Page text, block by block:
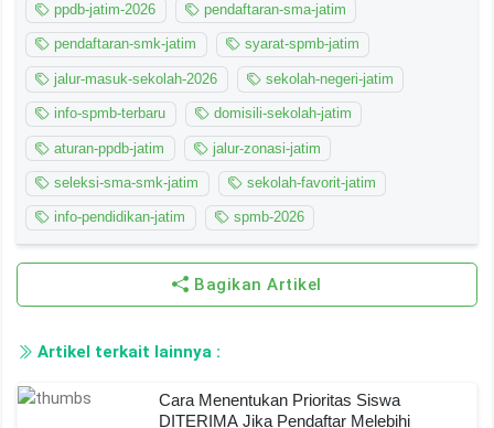
ppdb-jatim-2026 pendaftaran-sma-jatim
pendaftaran-smk-jatim syarat-spmb-jatim
jalur-masuk-sekolah-2026 sekolah-negeri-jatim
info-spmb-terbaru domisili-sekolah-jatim
aturan-ppdb-jatim jalur-zonasi-jatim
seleksi-sma-smk-jatim sekolah-favorit-jatim
info-pendidikan-jatim spmb-2026
Bagikan Artikel
Artikel terkait lainnya :
Cara Menentukan Prioritas Siswa
DITERIMA Jika Pendaftar Melebihi